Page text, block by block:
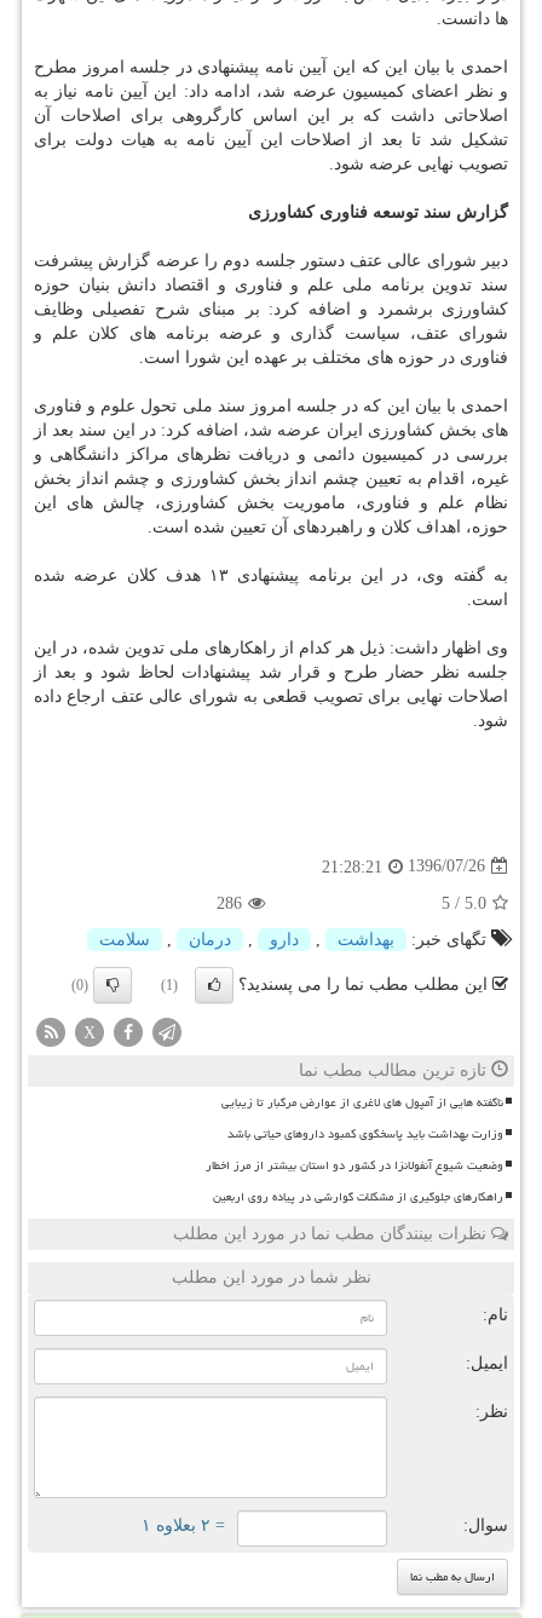
ها دانست.
احمدی با بیان این كه این آیین نامه پیشنهادی در جلسه امروز مطرح
و نظر اعضای كمیسیون عرضه شد، ادامه داد: این آیین نامه نیاز به
اصلاحاتی داشت كه بر این اساس كارگروهی برای اصلاحات آن
تشكیل شد تا بعد از اصلاحات این آیین نامه به هیات دولت برای
تصویب نهایی عرضه شود.
گزارش سند توسعه فناوری كشاورزی
دبیر شورای عالی عتف دستور جلسه دوم را عرضه گزارش پیشرفت
سند تدوین برنامه ملی علم و فناوری و اقتصاد دانش بنیان حوزه
كشاورزی برشمرد و اضافه كرد: بر مبنای شرح تفصیلی وظایف
شورای عتف، سیاست گذاری و عرضه برنامه های كلان علم و
فناوری در حوزه های مختلف بر عهده این شورا است.
احمدی با بیان این كه در جلسه امروز سند ملی تحول علوم و فناوری
های بخش كشاورزی ایران عرضه شد، اضافه كرد: در این سند بعد از
بررسی در كمیسیون دائمی و دریافت نظرهای مراكز دانشگاهی و
غیره، اقدام به تعیین چشم انداز بخش كشاورزی و چشم انداز بخش
نظام علم و فناوری، ماموریت بخش كشاورزی، چالش های این
حوزه، اهداف كلان و راهبردهای آن تعیین شده است.
به گفته وی، در این برنامه پیشنهادی ۱۳ هدف كلان عرضه شده
است.
وی اظهار داشت: ذیل هر كدام از راهكارهای ملی تدوین شده، در این
جلسه نظر حضار طرح و قرار شد پیشنهادات لحاظ شود و بعد از
اصلاحات نهایی برای تصویب قطعی به شورای عالی عتف ارجاع داده
شود.
1396/07/26
21:28:21
5.0
/
5
286
تگهای خبر:
بهداشت دارو درمان سلامت
این مطلب مطب نما را می پسندید؟ (1)
(0)
X
تازه ترین مطالب مطب نما
ناگفته هایی از آمپول های لاغری از عوارض مرگبار تا زیبایی
وزارت بهداشت باید پاسخگوی کمبود داروهای حیاتی باشد
وضعیت شیوع آنفولانزا در کشور دو استان بیشتر از مرز اخطار
راهکارهای جلوگیری از مشکلات گوارشی در پیاده روی اربعین
نظرات بینندگان مطب نما در مورد این مطلب
نظر شما در مورد این مطلب
نام:
ایمیل:
نظر:
سوال: = ۲ بعلاوه ۱